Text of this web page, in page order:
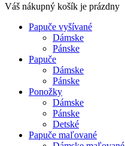
Váš nákupný košík je prázdny
Papuče vyšívané
Dámske
Pánske
Papuče
Dámske
Pánske
Ponožky
Dámske
Pánske
Detské
Papuče maľované